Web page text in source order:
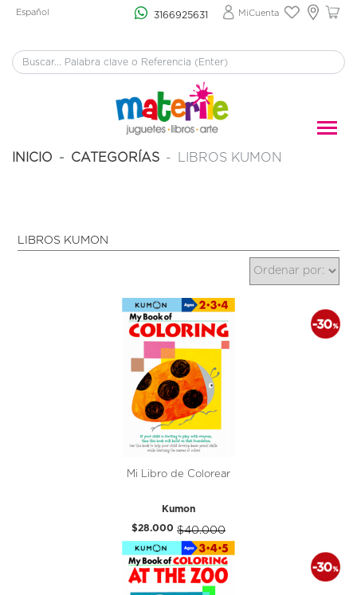
Español 3166925631 MiCuenta
INICIO CATEGORÍAS LIBROS KUMON
LIBROS KUMON
Mi Libro de Colorear
Kumon
$28.000 $40.000